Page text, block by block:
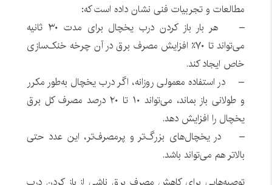
مطالعات و تجربیات فنی نشان داده‌ است که:
– هر بار باز کردن درب یخچال برای مدت ۳۰ ثانیه
می‌تواند تا ۷۰٪ افزایش مصرف برق در آن چرخه خنک‌سازی
خاص ایجاد کند.
– در استفاده معمولی روزانه، اگر درب یخچال به‌طور مکرر
و طولانی باز بماند، می‌تواند ۱۰ تا ۲۰ درصد مصرف کل برق
یخچال را افزایش دهد.
– در یخچال‌های بزرگ‌تر و پرمصرف‌تر، این عدد حتی
بالاتر هم می‌تواند باشد.